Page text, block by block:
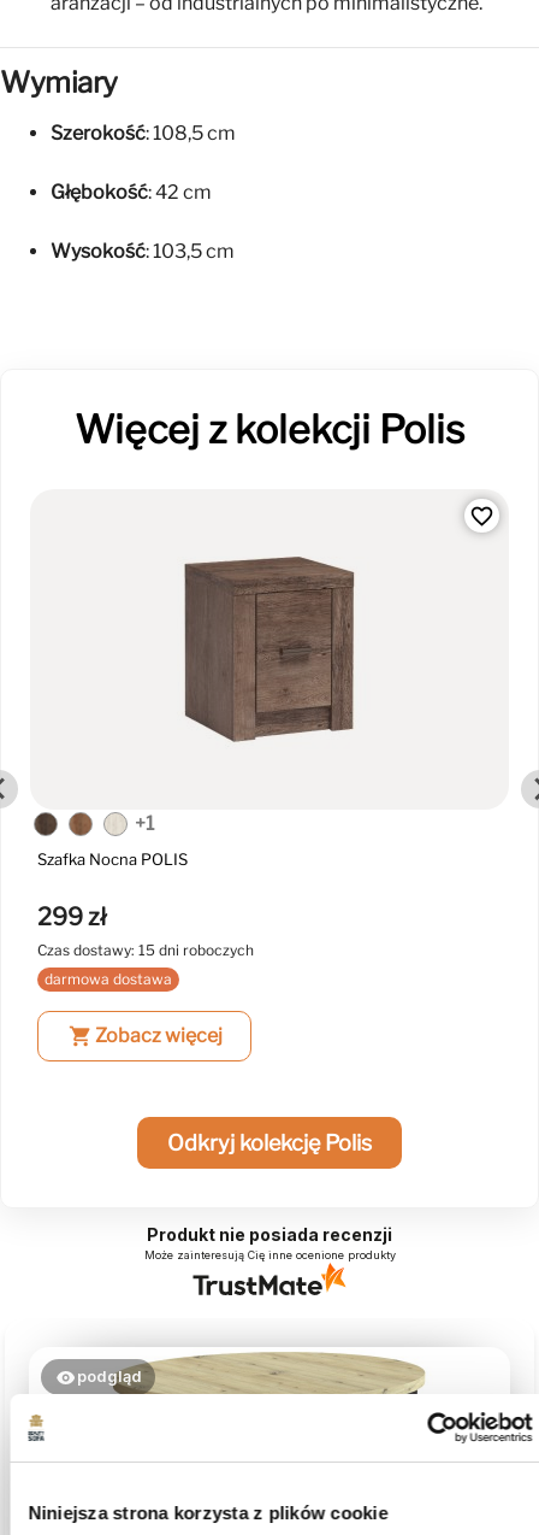
Niniejsza strona korzysta z plików cookie
Wymiary
Szerokość: 108,5 cm
Głębokość: 42 cm
Wysokość: 103,5 cm
Więcej z kolekcji Polis
favorite_border
+1
Szafka Nocna POLIS
299 zł
Czas dostawy: 15 dni roboczych
darmowa dostawa
shopping_cart Zobacz więcej
Odkryj kolekcję Polis
Produkt nie posiada recenzji
Może zainteresują Cię inne ocenione produkty
podgląd